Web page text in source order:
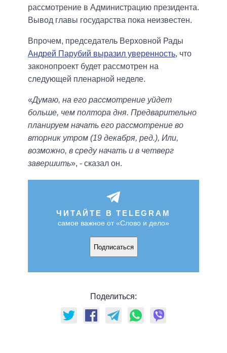
рассмотрение в Администрацию президента.
Вывод главы государства пока неизвестен.
Впрочем, председатель Верховной Рады
Андрей Парубий выразил уверенность, что
законопроект будет рассмотрен на
следующей пленарной неделе.
«Думаю, на его рассмотрение уйдет
больше, чем полтора дня. Предварительно
планируем начать его рассмотрение во
вторник утром (19 декабря, ред.), Или,
возможно, в среду начать и в четверг
завершить», - сказал он.
ЧИТАЙТЕ В TELEGRAM
самое важное от «Слово и дело»
Подписаться
Поделиться: